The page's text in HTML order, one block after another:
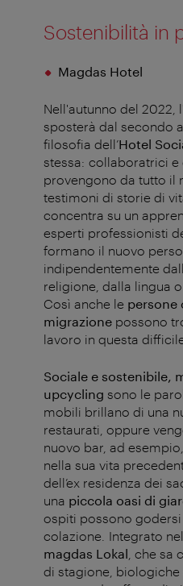
Sostenibilità in
Magdas Hotel
Nell'autunno del 2022,
sposterà dal secondo
filosofia dell’Hotel
stessa: collaboratrici
provengono da tutto il
testimoni di storie di
concentra su un
esperti professionisti
formano il nuovo
indipendentemente
religione, dalla lingua
Così anche le persone
migrazione possono
lavoro in questa
Sociale e sostenibile,
upcycling sono le
mobili brillano di una
restaurati, oppure
nuovo bar, ad
nella sua vita
dell’ex residenza dei
una piccola oasi di
ospiti possono godersi
colazione. Integrato
magdas Lokal , che
di stagione, biologiche